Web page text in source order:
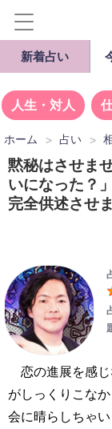
新着占い
人生・対人
ホーム 占い
黙秘はさせま
いになった？
完全供述させ
恋の進展を感
がしっくりこな
会に晴らしちゃ